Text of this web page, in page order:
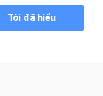
Tôi đã hiểu